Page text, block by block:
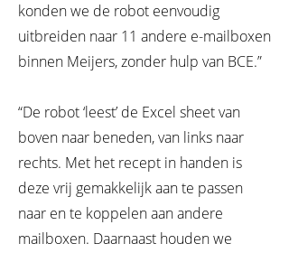
konden we de robot eenvoudig
uitbreiden naar 11 andere e-mailboxen
binnen Meijers, zonder hulp van BCE.”
“De robot ‘leest’ de Excel sheet van
boven naar beneden, van links naar
rechts. Met het recept in handen is
deze vrij gemakkelijk aan te passen
naar en te koppelen aan andere
mailboxen. Daarnaast houden we